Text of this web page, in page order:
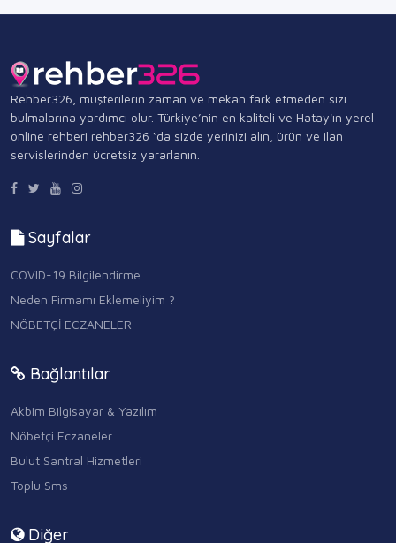
Rehber326, müşterilerin zaman ve mekan fark etmeden sizi
bulmalarına yardımcı olur. Türkiye’nin en kaliteli ve Hatay'ın yerel
online rehberi rehber326 ‘da sizde yerinizi alın, ürün ve ilan
servislerinden ücretsiz yararlanın.
Sayfalar
COVID-19 Bilgilendirme
Neden Firmamı Eklemeliyim ?
NÖBETÇİ ECZANELER
Bağlantılar
Akbim Bilgisayar & Yazılım
Nöbetçi Eczaneler
Bulut Santral Hizmetleri
Toplu Sms
Diğer